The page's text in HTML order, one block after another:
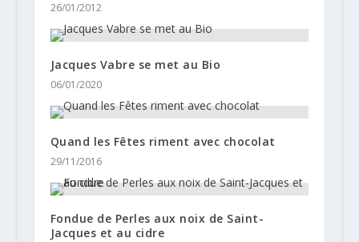
26/01/2012
Jacques Vabre se met au Bio
06/01/2020
Quand les Fêtes riment avec chocolat
29/11/2016
Fondue de Perles aux noix de Saint-
Jacques et au cidre